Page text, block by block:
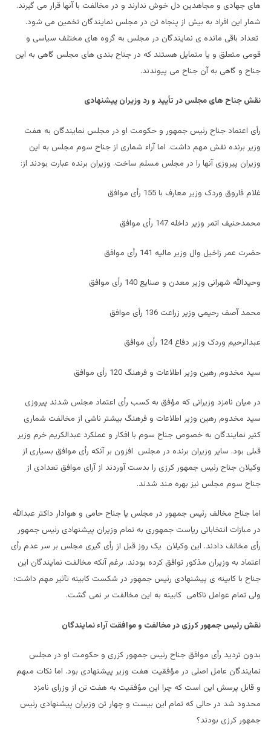
های جهادی و مجاهدین دل خوش ندارند و در مخالفت با آنها قرار می گیرند.
شمار این افراد به بیش از پنجاه تن در مجلس نمایندگان تخمین می شود.
تعداد باقی مانده ی نمایندگان در مجلس به گروه های مختلف سیاسی و
قومی متعلق و یا متمایل هستند که در جناح بندی های مجلس گاهی به این
جناح و گاهی به آن جناح می پیوندند.
نقش جناح های مجلس در تأیید و رد وزیران پیشنهادی
رأی اعتماد جناح رئیس جمهور و حکومت او در مجلس نمایندگان به هفت
وزیر برنده نقش مهم داشت. اما آراء شماری از جناح سوم مجلس به این
وزیران پیروزی آنها را در مجلس مسلم ساخت. وزیران برنده عبارت بودند از:
غلام فاروق وردک وزیر معارف با 155 رأی موافق
محمدحنیف اتمر وزیر داخله 147 رأی موافق
حضرت عمر زاخیل وال وزیر مالیه 141 رأی موافق
وحیدالله شهرانی وزیر معدن و صنایع 140 رأی موافق
محمد آصف رحیمی وزیر زراعت 136 رأی موافق
عبدالرحیم وردک وزیر دفاع 124 رأی موافق
سید مخدوم رهین وزیر اطلاعات و فرهنگ 120 رأی موافق
در میان نامزد وزیرانی که مؤفق به کسب رأی اعتماد مجلس شدند پیروزی
سید مخدوم رهین وزیر اطلاعات و فرهنگ بیشتر ناشی از مخالفت شماری
کثیر نمایندگان به خصوص جناح سوم با افکار و عملکرد عبدالکریم خرم وزیر
قبلی بود. سایر وزیران برنده در مجلس افزون بر آنکه رأی موافق بسیاری از
وکیلان جناح رئیس جمهور کرزی را بدست آوردند از آرای موافق تعدادی از
جناح سوم مجلس نیز بهره مند شدند.
اما جناح مخالف رئیس جمهور در مجلس یا جناح حامی و هوادار داکتر عبدالله
در مبازات انتخاباتی ریاست جمهوری به تمام وزیران پیشنهادی رئیس جمهور
رأی مخالف دادند. این وکیلان یک روز قبل از رأی گیری مجلس بر سر عدم رأی
اعتماد به وزیران مذکور توافق کرده بودند. برغم آنکه مخالفت نمایندگان این
جناح با کابینه ی پیشنهادی رئیس جمهور در شکست کابینه تآثیر مهم داشت؛
ولی تمام عوامل ناکامی کابینه به این مخالفت بر نمی گشت.
نقش رئیس جمهور کرزی در مخالفت و موافقت آراء نمایندگان
بدون تردید رأی موافق جناح رئیس جمهور کزری و حکومت او در مجلس
نمایندگان عامل اصلی در مؤفقیت هفت وزیر پیشنهادی بود. اما نکات مبهم
و قابل پرسش این است که چرا این مؤفقیت به هفت تن از وزرای نامزد
محدود شد در حالی که تمام این بیست و چهار تن وزیران پیشنهادی رئیس
جمهور کرزی بودند؟